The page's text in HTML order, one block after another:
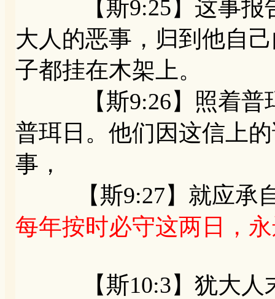
【斯9:25】这事报告
大人的恶事，归到他自
子都挂在木架上。
【斯9:26】照着普珥
普珥日。他们因这信上
事，
【斯9:27】就应承自
每年按时必守这两日，
【斯10:3】犹大人末